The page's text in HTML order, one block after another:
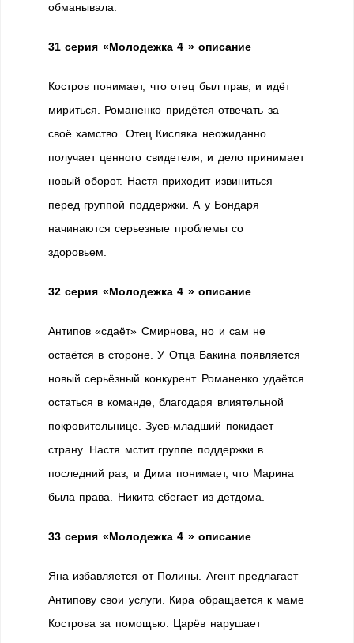
обманывала.
31 серия «Молодежка 4 » описание
Костров понимает, что отец был прав, и идёт
мириться. Романенко придётся отвечать за
своё хамство. Отец Кисляка неожиданно
получает ценного свидетеля, и дело принимает
новый оборот. Настя приходит извиниться
перед группой поддержки. А у Бондаря
начинаются серьезные проблемы со
здоровьем.
32 серия «Молодежка 4 » описание
Антипов «сдаёт» Смирнова, но и сам не
остаётся в стороне. У Отца Бакина появляется
новый серьёзный конкурент. Романенко удаётся
остаться в команде, благодаря влиятельной
покровительнице. Зуев-младший покидает
страну. Настя мстит группе поддержки в
последний раз, и Дима понимает, что Марина
была права. Никита сбегает из детдома.
33 серия «Молодежка 4 » описание
Яна избавляется от Полины. Агент предлагает
Антипову свои услуги. Кира обращается к маме
Кострова за помощью. Царёв нарушает